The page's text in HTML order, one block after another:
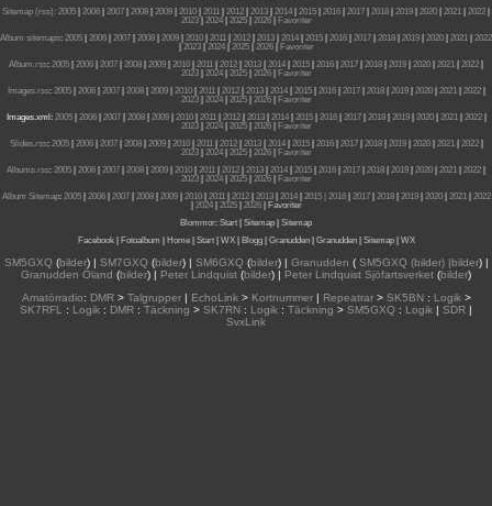
Sitemap (rss): 2005 2006 2007 2008 2009 2010 2011 2012 2013 2014 2015 2016 2017 2018 2019 2020 2021 2022
2023| 2024| 2025| 2026|
Favoriter
Album sitemaps: 2005 2006 2007 2008 2009 2010 2011 2012 2013 2014 2015 2016 2017 2018 2019 2020 2021
2022
2023| 2024| 2025| 2026|
Favoriter
Album.rss: 2005 2006 2007 2008 2009 2010 2011 2012 2013 2014 2015 2016 2017 2018 2019 2020 2021 2022
2023| 2024| 2025| 2026|
Favoriter
Images.rss: 2005| 2006| 2007| 2008| 2009| 2010| 2011| 2012| 2013| 2014| 2015| 2016| 2017| 2018| 2019| 2020| 2021| 2022|
2023| 2024| 2025| 2026|
Favoriter
Images.xml: 2005| 2006| 2007| 2008| 2009| 2010| 2011| 2012| 2013| 2014| 2015| 2016| 2017| 2018| 2019| 2020| 2021| 2022|
2023| 2024| 2025| 2026|
Favoriter
Slides.rss: 2005| 2006| 2007| 2008| 2009| 2010| 2011| 2012| 2013| 2014| 2015| 2016| 2017| 2018| 2019| 2020| 2021| 2022|
2023| 2024| 2025| 2026|
Favoriter
Albums.rss: 2005 2006 2007 2008 2009 2010 2011 2012 2013 2014 2015 2016 2017 2018 2019 2020 2021 2022
2023| 2024| 2025| 2026|
Favoriter
Album Sitemap: 2005| 2006| 2007| 2008| 2009| 2010| 2011| 2012| 2013| 2014| 2015 | 2016| 2017| 2018| 2019| 2020| 2021| 2022
2024| 2025| 2026|
Favoriter
Blommor: Start Sitemap
Sitemap
Facebook| Fotoalbum Home| Start| WX| Blogg| Granudden| Granudden| Sitemap| WX
SM5GXQ(bilder) | SM7GXQ(bilder) | SM6GXQ(bilder) | Granudden (SM5GXQ (bilder) |bilder) |
Granudden Öland (bilder) | Peter Lindquist (bilder) | Peter Lindquist Sjöfartsverket (bilder)
Amatörradio: DMR> Talgrupper| EchoLink> Kortnummer| Repeatrar> SK5BN: Logik>
SK7RFL
: Logik : DMR : Täckning > SK7RN : Logik : Täckning > SM5GXQ : Logik | SDR |
SvxLink